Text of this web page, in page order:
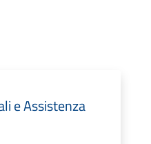
e Assistenza